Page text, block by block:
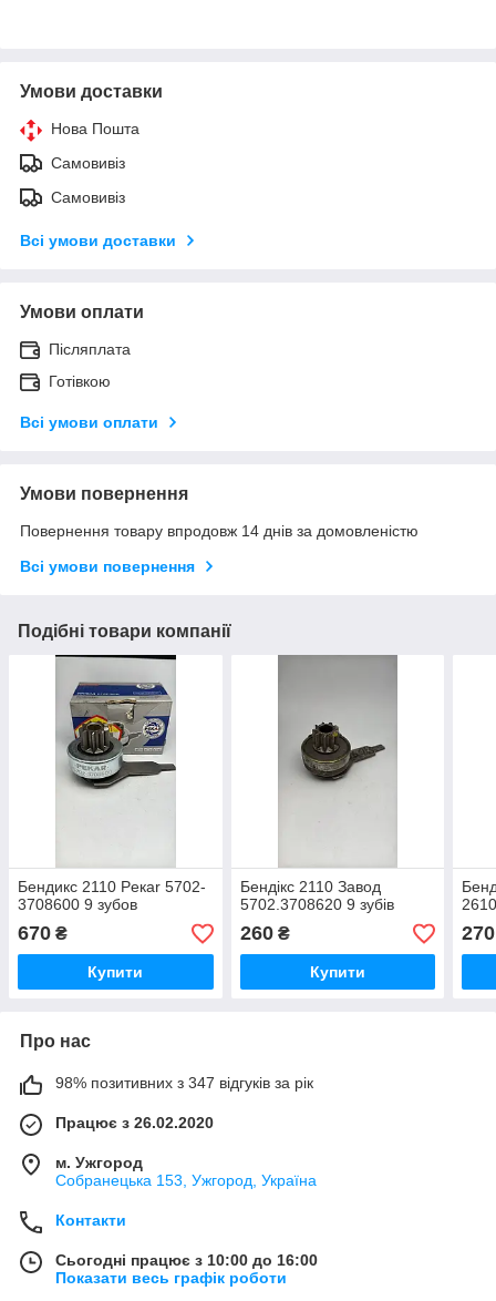
Умови доставки
Нова Пошта
Самовивіз
Самовивіз
Всі умови доставки
Умови оплати
Післяплата
Готівкою
Всі умови оплати
Умови повернення
Повернення товару впродовж 14 днів за домовленістю
Всі умови повернення
Подібні товари компанії
Бендикс 2110 Peкar 5702-
3708600 9 зубов
670 ₴
Купити
Бендікс 2110 Завод
5702.3708620 9 зубів
260₴
Купити
270
Про нас
98% позитивних з 347 відгуків за рік
Працює з 26.02.2020
м. Ужгород
Собранецька 153, Ужгород, Україна
Контакти
Сьогодні працює з 10:00 до 16:00
Показати весь графік роботи